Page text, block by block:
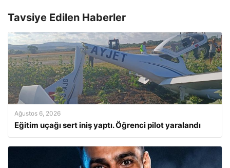
Tavsiye Edilen Haberler
Ağustos 6, 2026
Eğitim uçağı sert iniş yaptı. Öğrenci pilot yaralandı